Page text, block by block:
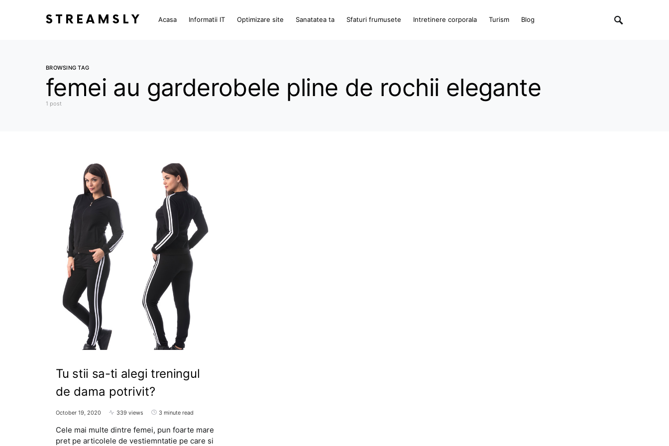
STREAMSLY Acasa Informatii IT Optimizare site Sanatatea ta Sfaturi frumusete Intretinere corporala Turism Blog
BROWSING TAG
femei au garderobele pline de rochii elegante
1 post
Tu stii sa-ti alegi treningul
de dama potrivit?
October 19, 2020 339 views 3 minute read
Cele mai multe dintre femei, pun foarte mare
pret pe articolele de vestiemntatie pe care si